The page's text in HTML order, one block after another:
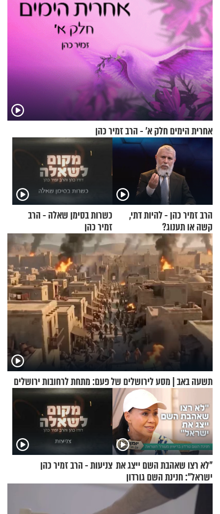
אחרית הימים חלק א’ - הרב זמיר כהן
הרב זמיר כהן - להיות דתי,
קשה או תענוג?
כשרות בסימן שאלה - הרב
זמיר כהן
תשעה באב | מסע לירושלים של פעם: מתחת לרחובות ירושלים
"לא רצו שאהבת השם ייצג את
ישראל": חנינת השם גורדון
בריאיון מעורר השראה
צניעות - הרב זמיר כהן